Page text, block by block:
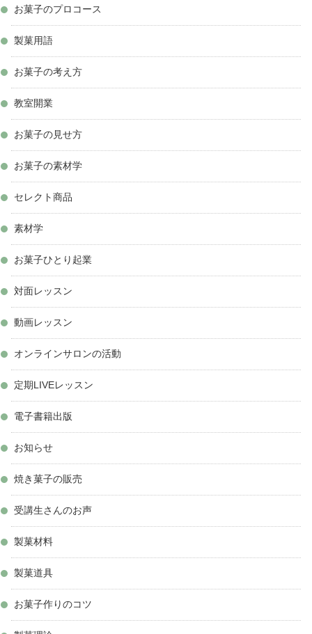
お菓子のプロコース
製菓用語
お菓子の考え方
教室開業
お菓子の見せ方
お菓子の素材学
セレクト商品
素材学
お菓子ひとり起業
対面レッスン
動画レッスン
オンラインサロンの活動
定期LIVEレッスン
電子書籍出版
お知らせ
焼き菓子の販売
受講生さんのお声
製菓材料
製菓道具
お菓子作りのコツ